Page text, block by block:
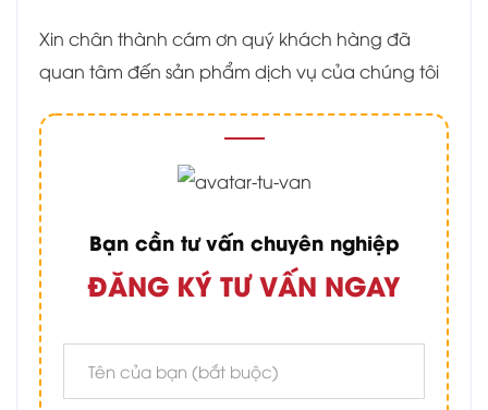
Xin chân thành cám ơn quý khách hàng đã
quan tâm đến sản phẩm dịch vụ của chúng tôi
Bạn cần tư vấn chuyên nghiệp
ĐĂNG KÝ TƯ VẤN NGAY